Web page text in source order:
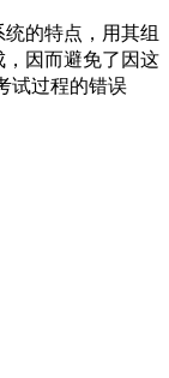
的特点，用其组
因而避免了因这
试过程的错误